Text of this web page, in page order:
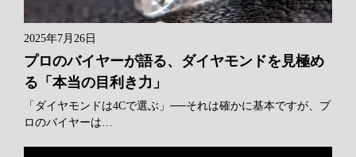
2025年7月26日
プロのバイヤーが語る、ダイヤモンドを見極め
る「本当の目利き力」
「ダイヤモンドは4Cで選ぶ」──それは確かに基本ですが、プ
ロのバイヤーは…